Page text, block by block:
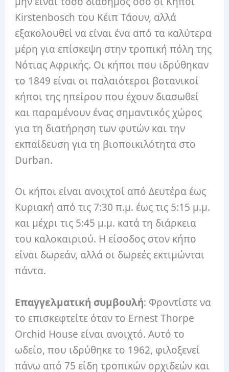
Kirstenbosch του Κέιπ Τάουν, αλλά
εξακολουθεί να είναι ένα από τα καλύτερα
μέρη για επίσκεψη στην τροπική πόλη της
Νότιας Αφρικής. Οι κήποι που ιδρύθηκαν
το 1849 είναι οι παλαιότεροι βοτανικοί
κήποι της ηπείρου που έχουν διασωθεί
και παραμένουν ένας σημαντικός χώρος
για τη διατήρηση των φυτών και την
εκπαίδευση για τη βιοποικιλότητα στο
Durban.
Οι κήποι είναι ανοιχτοί από Δευτέρα έως
Κυριακή από τις 7:30 π.μ. έως τις 5:15 μ.μ.
και μέχρι τις 5:45 μ.μ. κατά τη διάρκεια
του καλοκαιριού. Η είσοδος στον κήπο
είναι δωρεάν, αλλά οι δωρεές εκτιμώνται
πάντα.
Επαγγελματική συμβουλή: Φροντίστε να
το επισκεφτείτε όταν το Ernest Thorpe
Orchid House είναι ανοιχτό. Αυτό το
ωδείο, που ιδρύθηκε το 1962, φιλοξενεί
πάνω από 75 είδη τροπικών ορχιδεών και